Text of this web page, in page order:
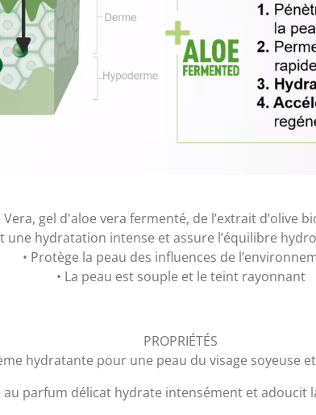
Vera, gel d'aloe vera fermenté, de l’extrait d’olive
une hydratation intense et assure l’équilibre
• Protège la peau des influences de
• La peau est souple et le teint rayonnant
PROPRIÉTÉS
hydratante pour une peau du visage soyeuse
au parfum délicat hydrate intensément et adoucit